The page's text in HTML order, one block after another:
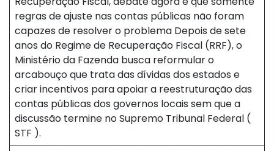
regras de ajuste nas contas públicas não foram
capazes de resolver o problema Depois de sete
anos do Regime de Recuperação Fiscal (RRF), o
Ministério da Fazenda busca reformular o
arcabouço que trata das dívidas dos estados e
criar incentivos para apoiar a reestruturação das
contas públicas dos governos locais sem que a
discussão termine no Supremo Tribunal Federal (
STF ).